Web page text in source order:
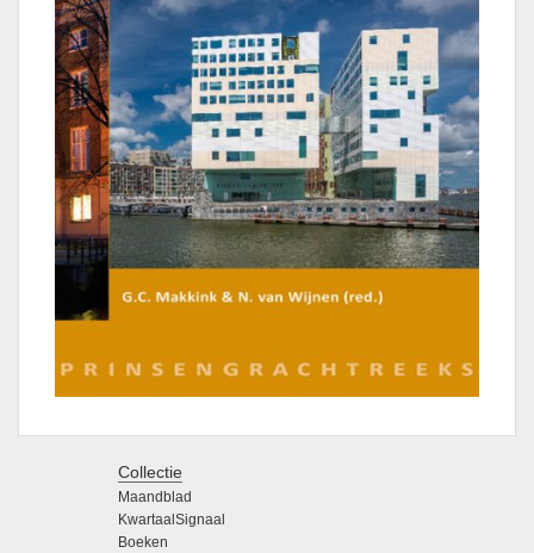
Collectie
Maandblad
KwartaalSignaal
Boeken